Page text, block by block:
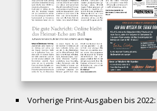
Vorherige Print-Ausgaben bis 2022: